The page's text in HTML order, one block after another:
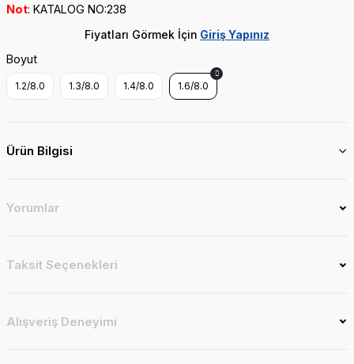
Not KATALOG NO:238
Fiyatları Görmek İçin Giriş Yapınız
Boyut
1.2/8.0 1.3/8.0 1.4/8.0 1.6/8.0
Ürün Bilgisi
Yorumlar
Taksit Seçenekleri
Alışveriş Deneyimi